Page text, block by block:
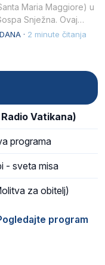
Maria Maggiore) u
Snježna. Ovaj
· 2 minute čitanja
Vatikana)
programa
- sveta misa
za obitelj)
program